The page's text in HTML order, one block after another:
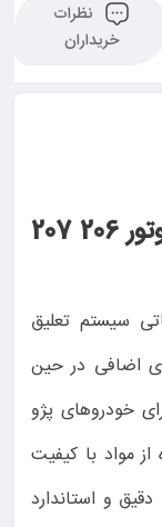
نظرات
خریداران
قیمت و خرید ضربه گیر دسته موتور 206 207
سیستم تعلیق
اضافی در حین
خودروهای پژو
از مواد با کیفیت
و استاندارد